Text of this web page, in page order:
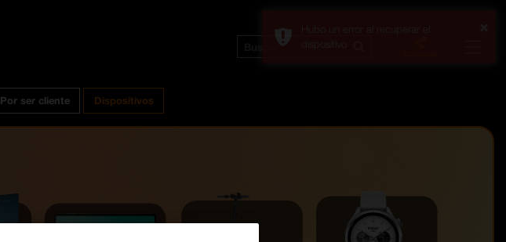
Por ser cliente Dispositivos
Hubo un error al recuperar el
dispositivo